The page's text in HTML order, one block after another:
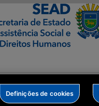
Definições de cookies